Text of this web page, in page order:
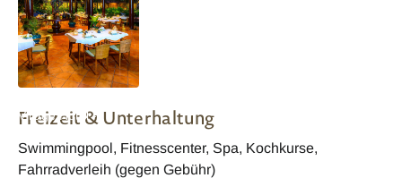
Village Hotel -
Freizeit & Unterhaltung
Swimmingpool, Fitnesscenter, Spa, Kochkurse,
Fahrradverleih (gegen Gebühr)